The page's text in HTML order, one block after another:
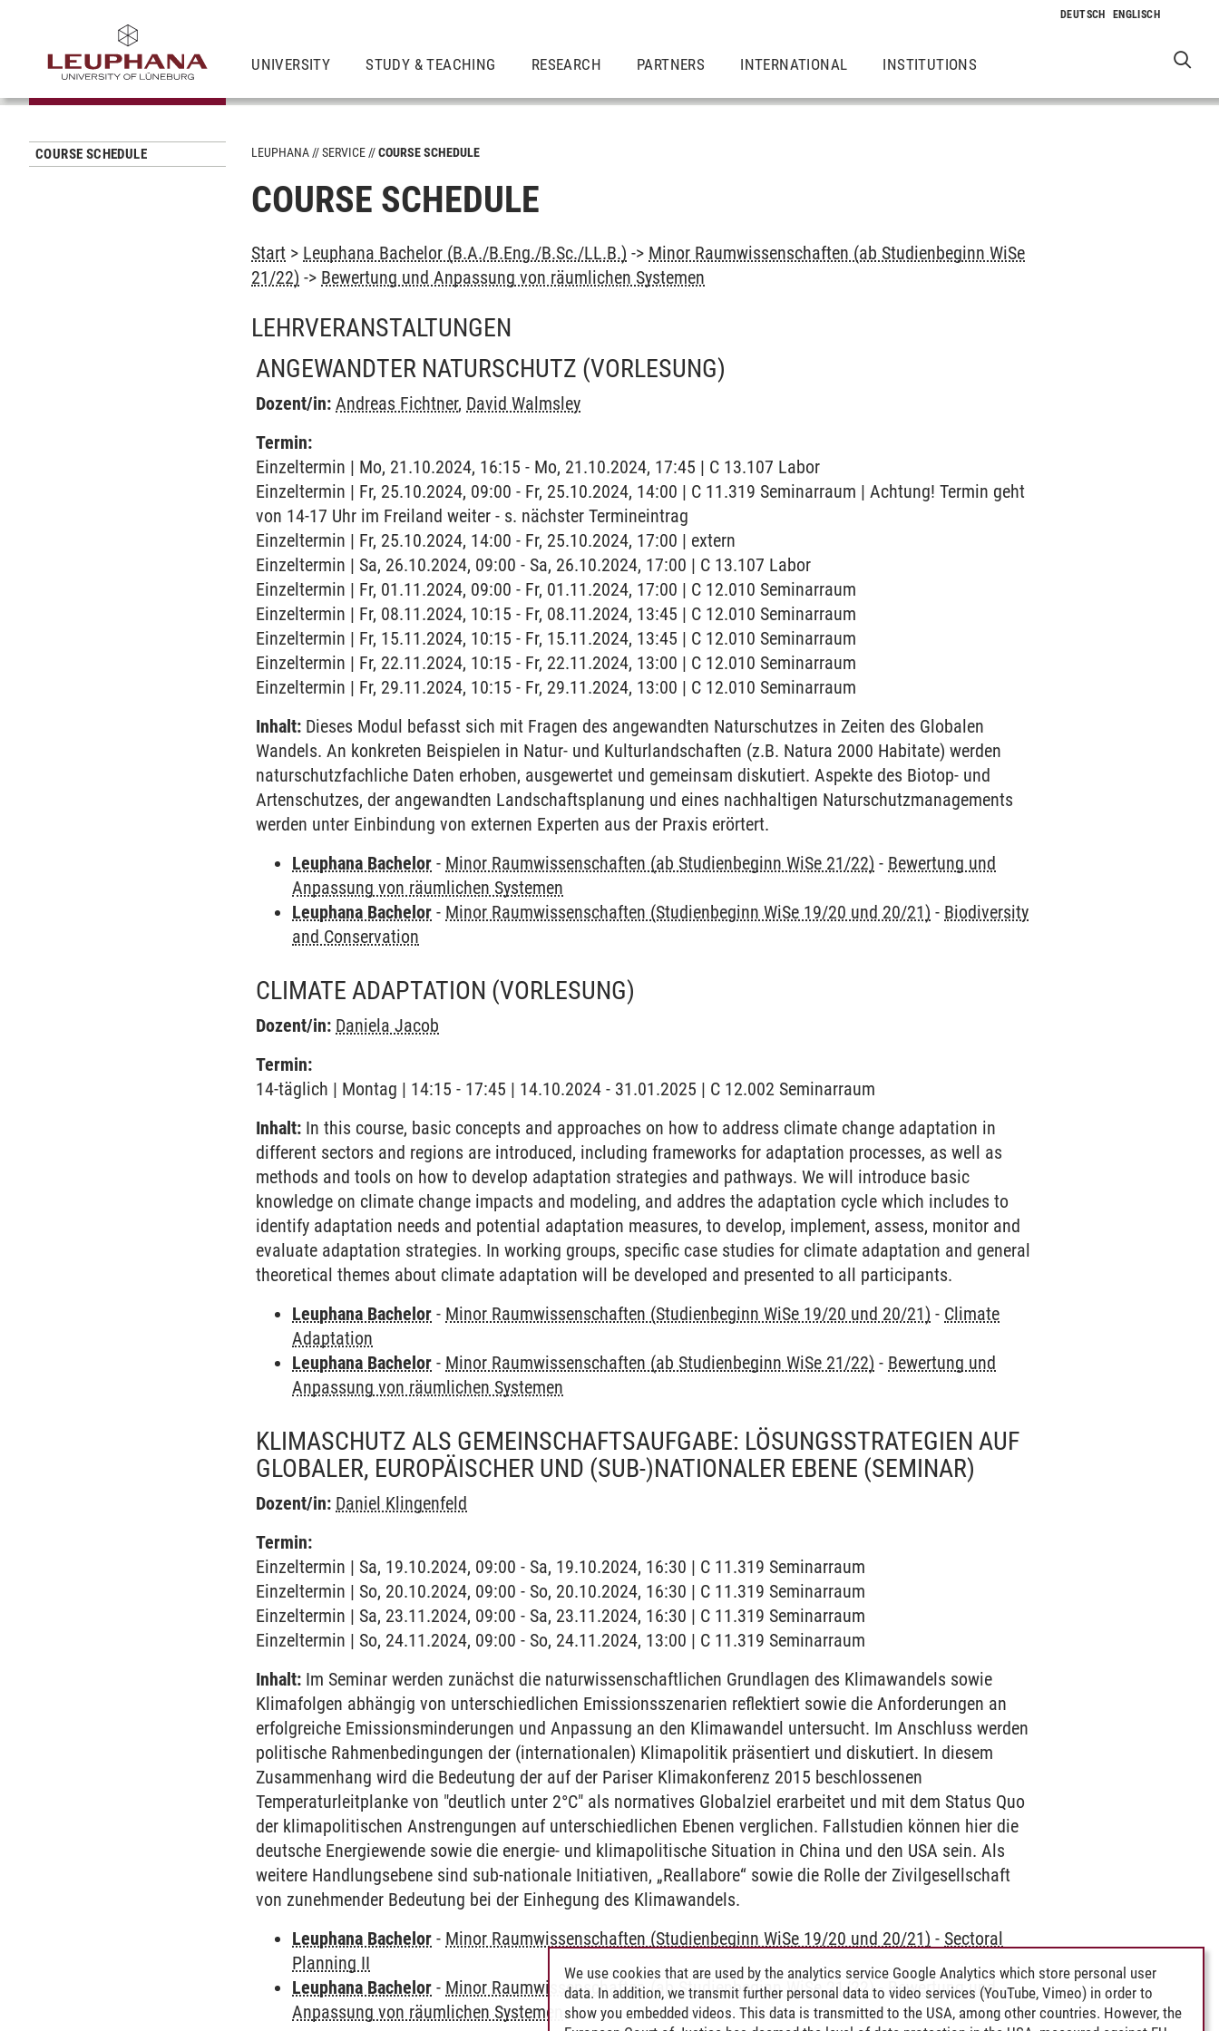
UNIVERSITY STUDY & TEACHING RESEARCH PARTNERS INTERNATIONAL INSTITUTIONS
COURSE SCHEDULE LEUPHANA SERVICE COURSE SCHEDULE
COURSE SCHEDULE
Start > Leuphana Bachelor (B.A./B.Eng./B.Sc./LL.B.) -> Minor Raumwissenschaften (ab Studienbeginn WiSe
21/22) -> Bewertung und Anpassung von räumlichen Systemen
LEHRVERANSTALTUNGEN
ANGEWANDTER NATURSCHUTZ (VORLESUNG)
Dozent/in: Andreas Fichtner, David Walmsley
Termin:
Einzeltermin | Mo, 21.10.2024, 16:15 - Mo, 21.10.2024, 17:45 | C 13.107 Labor
Einzeltermin | Fr, 25.10.2024, 09:00 - Fr, 25.10.2024, 14:00 | C 11.319 Seminarraum | Achtung! Termin geht
von 14-17 Uhr im Freiland weiter - s. nächster Termineintrag
Einzeltermin | Fr, 25.10.2024, 14:00 - Fr, 25.10.2024, 17:00 | extern
Einzeltermin | Sa, 26.10.2024, 09:00 - Sa, 26.10.2024, 17:00 | C 13.107 Labor
Einzeltermin | Fr, 01.11.2024, 09:00 - Fr, 01.11.2024, 17:00 | C 12.010 Seminarraum
Einzeltermin | Fr, 08.11.2024, 10:15 - Fr, 08.11.2024, 13:45 | C 12.010 Seminarraum
Einzeltermin | Fr, 15.11.2024, 10:15 - Fr, 15.11.2024, 13:45 | C 12.010 Seminarraum
Einzeltermin | Fr, 22.11.2024, 10:15 - Fr, 22.11.2024, 13:00 | C 12.010 Seminarraum
Einzeltermin | Fr, 29.11.2024, 10:15 - Fr, 29.11.2024, 13:00 | C 12.010 Seminarraum
Inhalt: Dieses Modul befasst sich mit Fragen des angewandten Naturschutzes in Zeiten des Globalen
Wandels. An konkreten Beispielen in Natur- und Kulturlandschaften (z.B. Natura 2000 Habitate) werden
naturschutzfachliche Daten erhoben, ausgewertet und gemeinsam diskutiert. Aspekte des Biotop- und
Artenschutzes, der angewandten Landschaftsplanung und eines nachhaltigen Naturschutzmanagements
werden unter Einbindung von externen Experten aus der Praxis erörtert.
Leuphana Bachelor - Minor Raumwissenschaften (ab Studienbeginn WiSe 21/22) - Bewertung und
Anpassung von räumlichen Systemen
Leuphana Bachelor - Minor Raumwissenschaften (Studienbeginn WiSe 19/20 und 20/21) - Biodiversity
and Conservation
CLIMATE ADAPTATION (VORLESUNG)
Dozent/in: Daniela Jacob
Termin:
14-täglich | Montag | 14:15 - 17:45 | 14.10.2024 - 31.01.2025 | C 12.002 Seminarraum
Inhalt: In this course, basic concepts and approaches on how to address climate change adaptation in
different sectors and regions are introduced, including frameworks for adaptation processes, as well as
methods and tools on how to develop adaptation strategies and pathways. We will introduce basic
knowledge on climate change impacts and modeling, and addres the adaptation cycle which includes to
identify adaptation needs and potential adaptation measures, to develop, implement, assess, monitor and
evaluate adaptation strategies. In working groups, specific case studies for climate adaptation and general
theoretical themes about climate adaptation will be developed and presented to all participants.
Leuphana Bachelor - Minor Raumwissenschaften (Studienbeginn WiSe 19/20 und 20/21) - Climate
Adaptation
Leuphana Bachelor - Minor Raumwissenschaften (ab Studienbeginn WiSe 21/22) - Bewertung und
Anpassung von räumlichen Systemen
KLIMASCHUTZ ALS GEMEINSCHAFTSAUFGABE: LÖSUNGSSTRATEGIEN AUF
GLOBALER, EUROPÄISCHER UND (SUB-)NATIONALER EBENE (SEMINAR)
Dozent/in: Daniel Klingenfeld
Termin:
Einzeltermin | Sa, 19.10.2024, 09:00 - Sa, 19.10.2024, 16:30 | C 11.319 Seminarraum
Einzeltermin | So, 20.10.2024, 09:00 - So, 20.10.2024, 16:30 | C 11.319 Seminarraum
Einzeltermin | Sa, 23.11.2024, 09:00 - Sa, 23.11.2024, 16:30 | C 11.319 Seminarraum
Einzeltermin | So, 24.11.2024, 09:00 - So, 24.11.2024, 13:00 | C 11.319 Seminarraum
Inhalt: Im Seminar werden zunächst die naturwissenschaftlichen Grundlagen des Klimawandels sowie
Klimafolgen abhängig von unterschiedlichen Emissionsszenarien reflektiert sowie die Anforderungen an
erfolgreiche Emissionsminderungen und Anpassung an den Klimawandel untersucht. Im Anschluss werden
politische Rahmenbedingungen der (internationalen) Klimapolitik präsentiert und diskutiert. In diesem
Zusammenhang wird die Bedeutung der auf der Pariser Klimakonferenz 2015 beschlossenen
Temperaturleitplanke von "deutlich unter 2°C" als normatives Globalziel erarbeitet und mit dem Status Quo
der klimapolitischen Anstrengungen auf unterschiedlichen Ebenen verglichen. Fallstudien können hier die
deutsche Energiewende sowie die energie- und klimapolitische Situation in China und den USA sein. Als
weitere Handlungsebene sind sub-nationale Initiativen, „Reallabore“ sowie die Rolle der Zivilgesellschaft
von zunehmender Bedeutung bei der Einhegung des Klimawandels.
Leuphana Bachelor - Minor Raumwissenschaften (Studienbeginn WiSe 19/20 und 20/21) - Sectoral
Planning II
Leuphana Bachelor - Minor Raumwissenschaften (ab Studienbeginn WiSe 21/22)- Bewertung und
Anpassung von räumlichen Systemen
We use cookies that are used by the analytics service Google Analytics which store personal user
data. In addition, we transmit further personal data to video services (YouTube, Vimeo) in order to
show you embedded videos. This data is transmitted to the USA, among other countries. However, the